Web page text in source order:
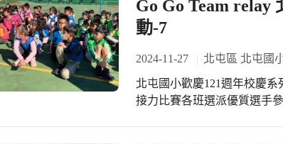
起來為選手加油！
Go Go Team relay
動-7
2024-11-27 北屯區 北屯國
北屯國小歡慶121週年校慶
接力比賽各班選派優質選手